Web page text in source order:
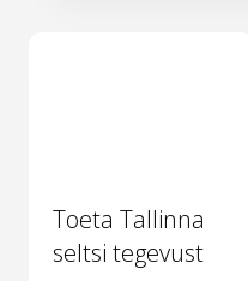
Toeta Tallinna
seltsi tegevust